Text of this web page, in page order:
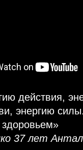
действия,
энергию
37 лет